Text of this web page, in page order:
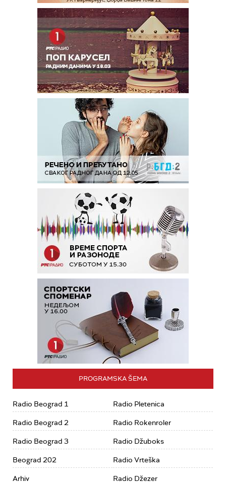
PROGRAMSKA ŠEMA
Radio Beograd 1
Radio Beograd 2
Radio Beograd 3
Beograd 202
Arhiv
Radio Pletenica
Radio Rokenroler
Radio Džuboks
Radio Vrteška
Radio Džezer